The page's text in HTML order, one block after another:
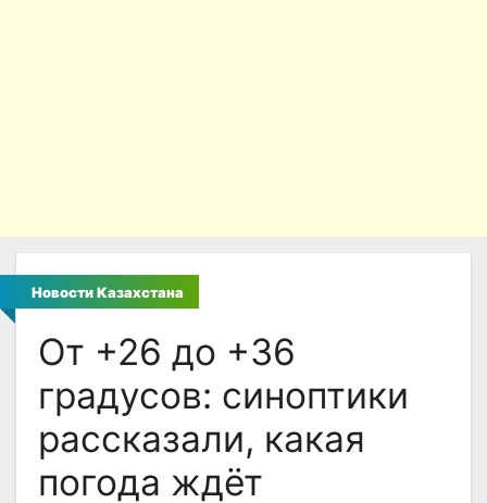
Новости Казахстана
От +26 до +36
градусов: синоптики
рассказали, какая
погода ждёт